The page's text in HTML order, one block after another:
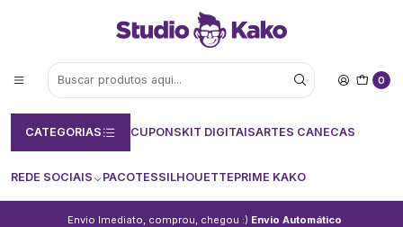
0
CATEGORIAS CUPONSKIT DIGITAISARTES CANECAS
REDE SOCIAIS PACOTESSILHOUETTEPRIME KAKO
Envio Imediato, comprou, chegou :) Envio Automático